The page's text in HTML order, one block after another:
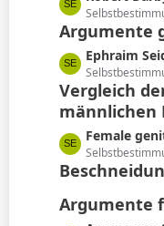
ä
g
e
e
t
z
t
e
B
e
i
r
ä
g
Argumente
L
e
t
z
e
B
e
i
Ephraim
Vergleich
männlichen
L
e
t
t
Female genital
Argumente